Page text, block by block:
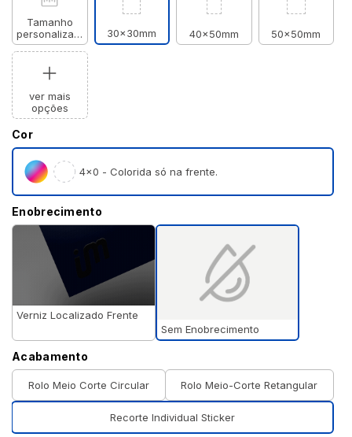
Tamanho
personalizado
30x30mm 40x50mm 50x50mm
ver mais
opções
Cor
4×0 - Colorida só na frente.
Enobrecimento
Verniz Localizado Frente
Sem Enobrecimento
Acabamento
Rolo Meio Corte Circular Rolo Meio-Corte Retangular
Recorte Individual Sticker